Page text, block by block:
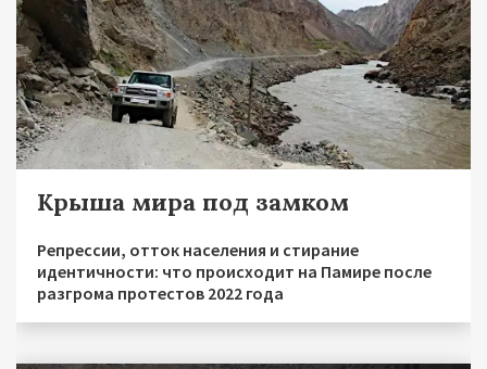
Крыша мира под замком
Репрессии, отток населения и стирание
идентичности: что происходит на Памире после
разгрома протестов 2022 года